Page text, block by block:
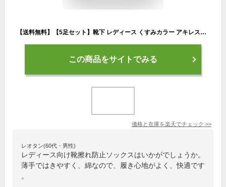
【送料無料】【5足セット】靴下 レディース くすみカラー アキレスガード くるぶし スニーカー用ソックス 脱げない くつ下 くつした 綿 コットン アンクル丈 靴擦れ防止 カバーソックス オシャレ インナーソックス 春 夏 秋 冬 22cm-24cm 薄手 スポーツ
この商品をサイトでみる
価格と在庫を楽天でチェック >>
レオタン(60代・男性)
レディース向け靴擦れ防止ソックスはいかがでしょうか。
薄手ではきやすく、綿なので、履き心地がよく、快適です
。